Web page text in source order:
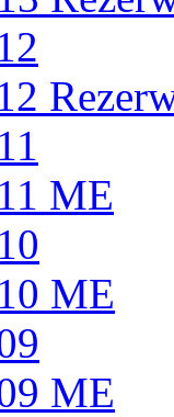
ME
ME
ME